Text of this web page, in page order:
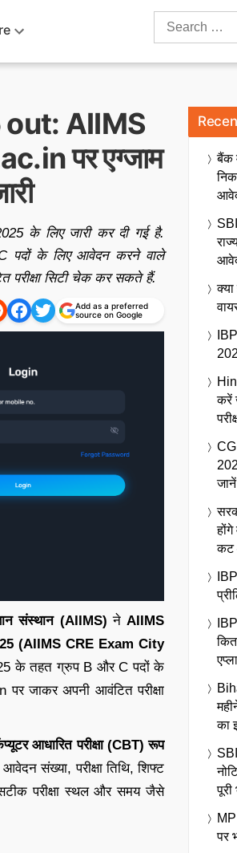
Search
AIIMS
पर एग्जाम
के लिए जारी कर दी गई है.
पदों के लिए आवेदन करने वाले
परीक्षा सिटी चेक कर सकते हैं.
Add as a preferred
source on Google
संस्थान (AIIMS) ने AIIMS
(AIIMS CRE Exam City
के तहत ग्रुप B और C पदों के
जाकर अपनी आवंटित परीक्षा
आधारित परीक्षा (CBT) रूप
संख्या, परीक्षा तिथि, शिफ्ट
परीक्षा स्थल और समय जैसे
बैंक
करें
का
पूरी
पर